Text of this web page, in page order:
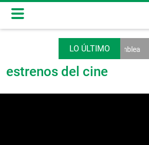
e internet entran al debate de la Asamblea
estrenos del cine